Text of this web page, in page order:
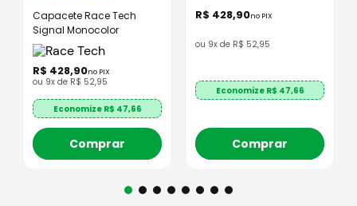
Capacete Race Tech
Signal Monocolor
R$ 428,90no PIX
ou 9x de R$ 52,95
Economize R$ 47,66
Comprar
R$ 428,90no PIX
ou 9x de R$ 52,95
Economize R$ 47,66
Comprar